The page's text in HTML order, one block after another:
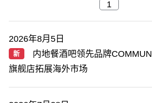
2026年8月5日
新
内地餐酒吧领先品牌
旗舰店拓展海外市场